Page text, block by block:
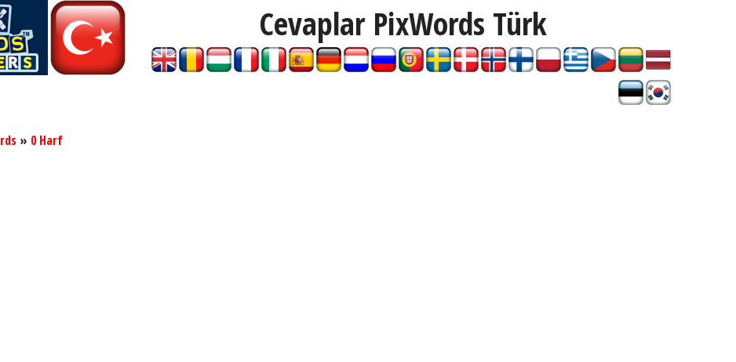
Cevaplar PixWords Türk
» 0 Harf